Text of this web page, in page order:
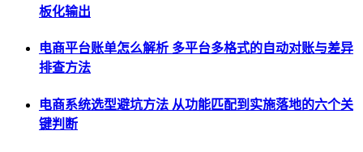
板化输出
电商平台账单怎么解析 多平台多格式的自动对账与差异
排查方法
电商系统选型避坑方法 从功能匹配到实施落地的六个关
键判断